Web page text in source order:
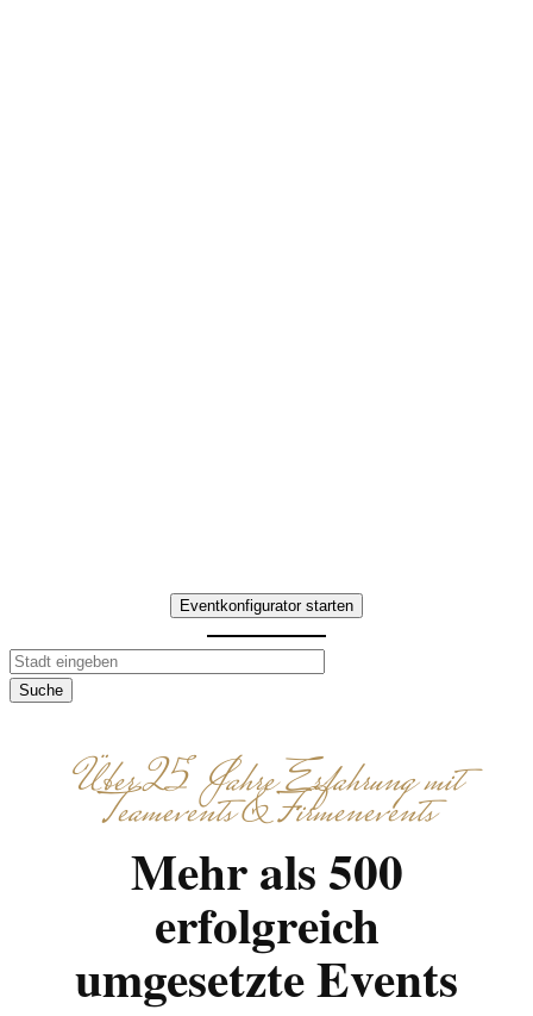
Eventkonfigurator starten
Suche
Über 25 Jahre Erfahrung mit
Teamevents & Firmenevents
Mehr als 500
erfolgreich
umgesetzte Events